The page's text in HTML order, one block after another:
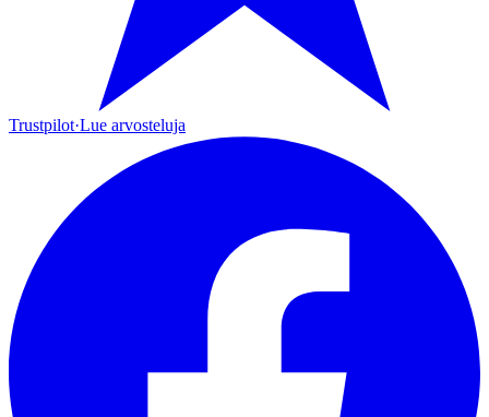
Trustpilot·Lue arvosteluja